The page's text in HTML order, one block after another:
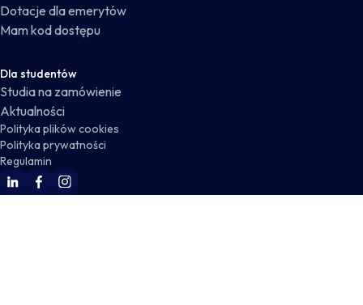
Dotacje dla emerytów
Mam kod dostępu
Dla studentów
Studia na zamówienie
Aktualności
Polityka plików cookies
Polityka prywatności
Regulamin
WSKZ Linkedin
WSKZ Facebook
WSKZ Instagram